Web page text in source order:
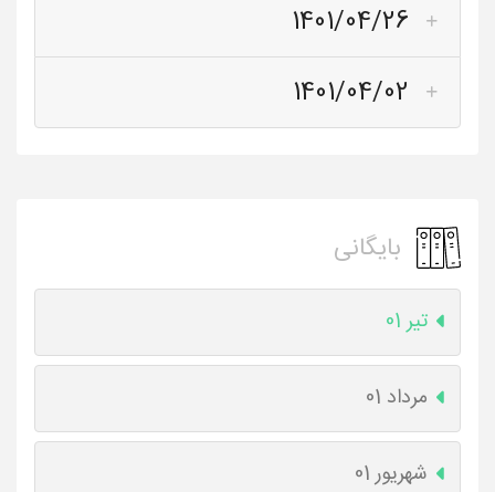
1401/04/26
1401/04/02
بایگانی
تیر 01
مرداد 01
شهریور 01